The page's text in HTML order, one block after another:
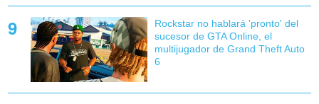
Rockstar no hablará 'pronto' del
sucesor de GTA Online, el
multijugador de Grand Theft Auto
6